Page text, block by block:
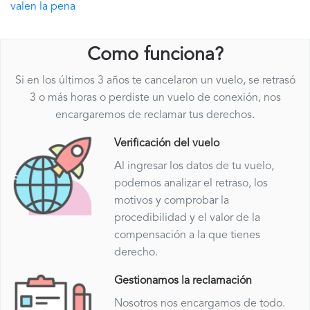
valen la pena
Como funciona?
Si en los últimos 3 años te cancelaron un vuelo, se retrasó
3 o más horas o perdiste un vuelo de conexión, nos
encargaremos de reclamar tus derechos.
Verificación del vuelo
Al ingresar los datos de tu vuelo,
podemos analizar el retraso, los
motivos y comprobar la
procedibilidad y el valor de la
compensación a la que tienes
derecho.
Gestionamos la reclamación
Nosotros nos encargamos de todo.